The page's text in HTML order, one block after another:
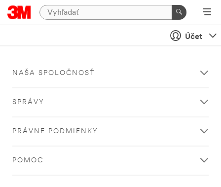
Účet
NAŠA SPOLOČNOSŤ
SPRÁVY
PRÁVNE PODMIENKY
POMOC